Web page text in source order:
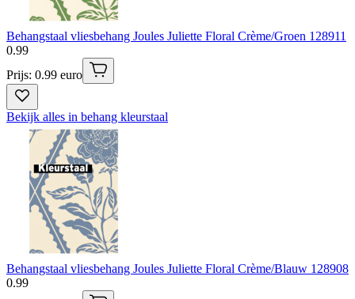
Behangstaal vliesbehang Joules Juliette Floral Crème/Groen 128911
0.99
Prijs: 0.99 euro
Bekijk alles in behang kleurstaal
Behangstaal vliesbehang Joules Juliette Floral Crème/Blauw 128908
0.99